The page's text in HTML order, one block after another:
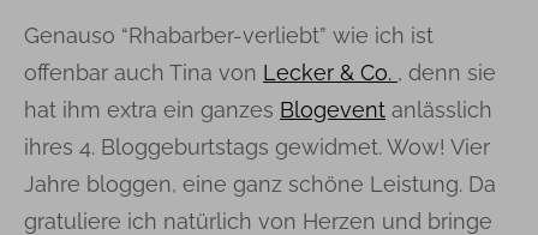
Genauso “Rhabarber-verliebt” wie ich ist
offenbar auch Tina von Lecker & Co. , denn sie
hat ihm extra ein ganzes Blogevent anlässlich
ihres 4. Bloggeburtstags gewidmet. Wow! Vier
Jahre bloggen, eine ganz schöne Leistung. Da
gratuliere ich natürlich von Herzen und bringe